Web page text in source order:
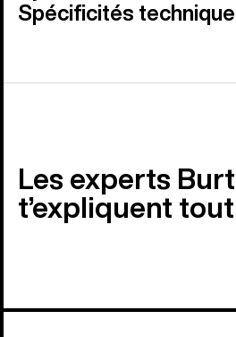
Spécificités
Les experts
t’expliquent tout